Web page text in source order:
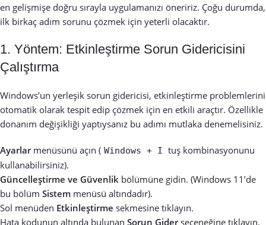
en gelişmişe doğru sırayla uygulamanızı öneririz. Çoğu durumda,
ilk birkaç adım sorunu çözmek için yeterli olacaktır.
1. Yöntem: Etkinleştirme Sorun Gidericisini
Çalıştırma
Windows’un yerleşik sorun gidericisi, etkinleştirme problemlerini
otomatik olarak tespit edip çözmek için en etkili araçtır. Özellikle
donanım değişikliği yaptıysanız bu adımı mutlaka denemelisiniz.
Ayarlarmenüsünü açın ( Windows + I tuş kombinasyonunu
kullanabilirsiniz).
Güncelleştirme ve Güvenlik bölümüne gidin. (Windows 11’de
bu bölüm Sistem menüsü altındadır).
Sol menüden Etkinleştirme sekmesine tıklayın.
Hata kodunun altında bulunan Sorun Giderseçeneğine tıklayın.